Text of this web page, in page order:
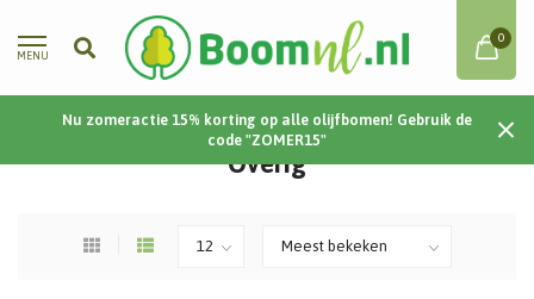
MENU
0
Nu zomeractie 15% korting op alle olijfbomen! Gebruik de
code "ZOMER15"
Home / Overig
Overig